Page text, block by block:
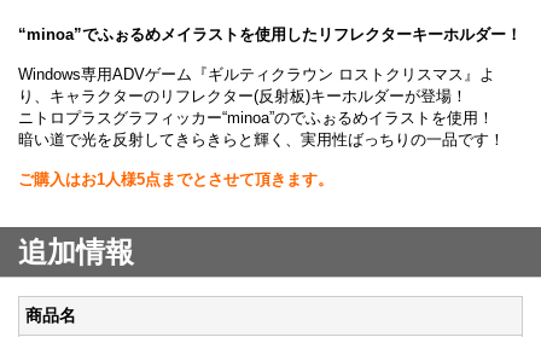
“minoa”でふぉるめメイラストを使用したリフレクターキーホルダー！
Windows専用ADVゲーム『ギルティクラウン ロストクリスマス』よ
り、キャラクターのリフレクター(反射板)キーホルダーが登場！
ニトロプラスグラフィッカー“minoa”のでふぉるめイラストを使用！
暗い道で光を反射してきらきらと輝く、実用性ばっちりの一品です！
ご購入はお1人様5点までとさせて頂きます。
追加情報
商品名